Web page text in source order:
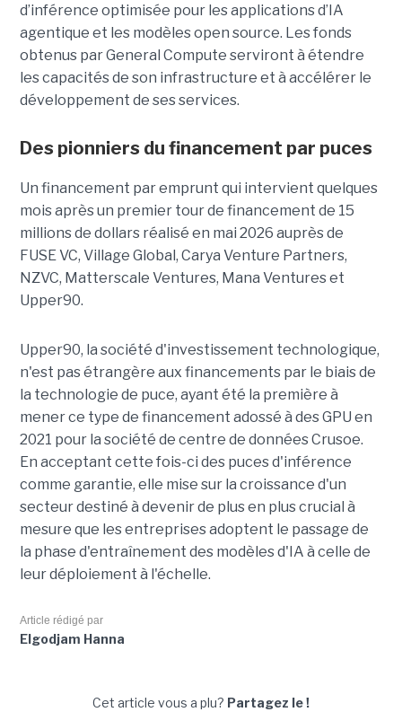
d’inférence optimisée pour les applications d’IA
agentique et les modèles open source. Les fonds
obtenus par General Compute serviront à étendre
les capacités de son infrastructure et à accélérer le
développement de ses services.
Des pionniers du financement par puces
Un financement par emprunt qui intervient quelques
mois après un premier tour de financement de 15
millions de dollars réalisé en mai 2026 auprès de
FUSE VC, Village Global, Carya Venture Partners,
NZVC, Matterscale Ventures, Mana Ventures et
Upper90.
Upper90, la société d'investissement technologique,
n'est pas étrangère aux financements par le biais de
la technologie de puce, ayant été la première à
mener ce type de financement adossé à des GPU en
2021 pour la société de centre de données Crusoe.
En acceptant cette fois-ci des puces d'inférence
comme garantie, elle mise sur la croissance d'un
secteur destiné à devenir de plus en plus crucial à
mesure que les entreprises adoptent le passage de
la phase d'entraînement des modèles d'IA à celle de
leur déploiement à l'échelle.
Article rédigé par
Elgodjam Hanna
Cet article vous a plu? Partagez le !